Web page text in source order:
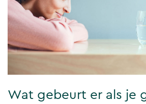
Wat gebeurt er als je